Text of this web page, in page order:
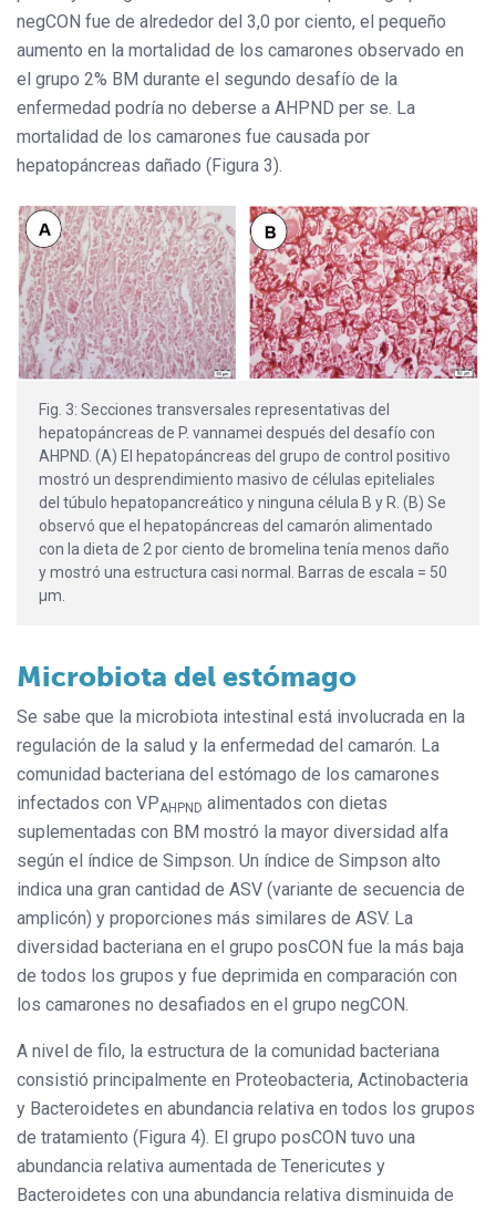
negCON fue de alrededor del 3,0 por ciento, el pequeño
aumento en la mortalidad de los camarones observado en
el grupo 2% BM durante el segundo desafío de la
enfermedad podría no deberse a AHPND per se. La
mortalidad de los camarones fue causada por
hepatopáncreas dañado (Figura 3).
Fig. 3: Secciones transversales representativas del
hepatopáncreas de P. vannamei después del desafío con
AHPND. (A) El hepatopáncreas del grupo de control positivo
mostró un desprendimiento masivo de células epiteliales
del túbulo hepatopancreático y ninguna célula B y R. (B) Se
observó que el hepatopáncreas del camarón alimentado
con la dieta de 2 por ciento de bromelina tenía menos daño
y mostró una estructura casi normal. Barras de escala = 50
μm.
Microbiota del estómago
Se sabe que la microbiota intestinal está involucrada en la
regulación de la salud y la enfermedad del camarón. La
comunidad bacteriana del estómago de los camarones
infectados con VPAHPND alimentados con dietas
suplementadas con BM mostró la mayor diversidad alfa
según el índice de Simpson. Un índice de Simpson alto
indica una gran cantidad de ASV (variante de secuencia de
amplicón) y proporciones más similares de ASV. La
diversidad bacteriana en el grupo posCON fue la más baja
de todos los grupos y fue deprimida en comparación con
los camarones no desafiados en el grupo negCON.
A nivel de filo, la estructura de la comunidad bacteriana
consistió principalmente en Proteobacteria, Actinobacteria
y Bacteroidetes en abundancia relativa en todos los grupos
de tratamiento (Figura 4). El grupo posCON tuvo una
abundancia relativa aumentada de Tenericutes y
Bacteroidetes con una abundancia relativa disminuida de